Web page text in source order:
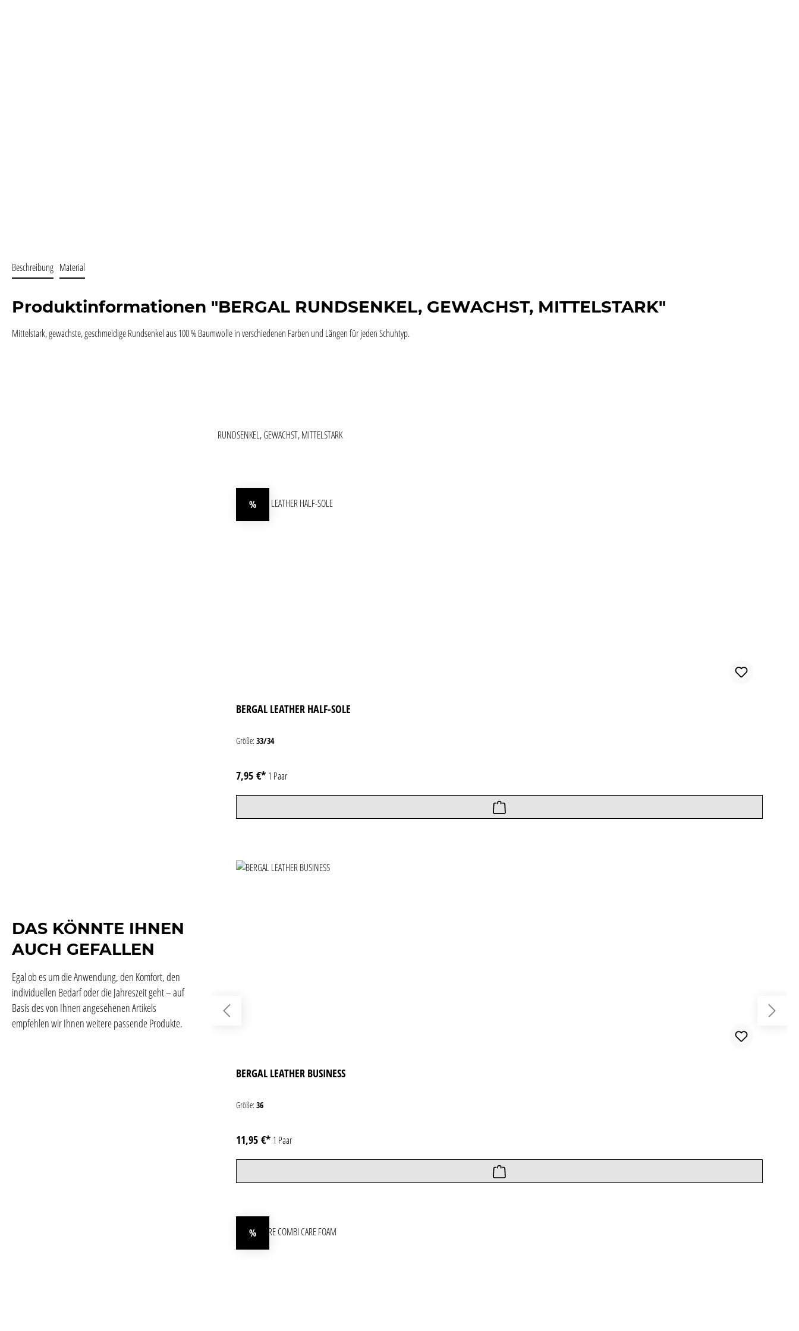
Beschreibung Material
Produktinformationen "BERGAL RUNDSENKEL, GEWACHST, MITTELSTARK"
Mittelstark, gewachste, geschmeidige Rundsenkel aus 100 % Baumwolle in verschiedenen Farben und Längen für jeden Schuhtyp.
DAS KÖNNTE IHNEN
AUCH GEFALLEN
Egal ob es um die Anwendung, den Komfort, den
individuellen Bedarf oder die Jahreszeit geht – auf
Basis des von Ihnen angesehenen Artikels
empfehlen wir Ihnen weitere passende Produkte.
RUNDSENKEL, GEWACHST, MITTELSTARK
%
BERGAL LEATHER HALF-SOLE
Größe: 33/34
7,95 €* 1 Paar
BERGAL LEATHER BUSINESS
Größe: 36
11,95 €* 1 Paar
%